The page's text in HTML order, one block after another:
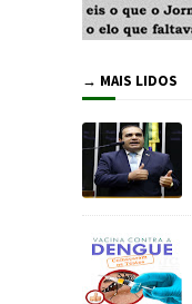
→ MAIS LIDOS